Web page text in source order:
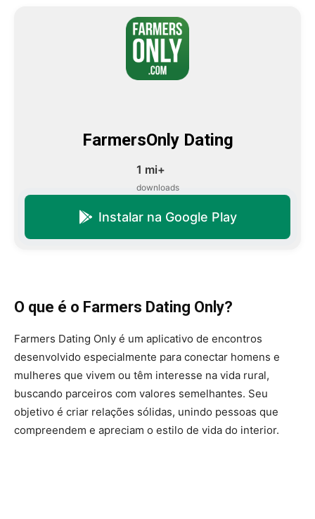
FarmersOnly Dating
1 mi+
downloads
Instalar na Google Play
O que é o Farmers Dating Only?
Farmers Dating Only é um aplicativo de encontros
desenvolvido especialmente para conectar homens e
mulheres que vivem ou têm interesse na vida rural,
buscando parceiros com valores semelhantes. Seu
objetivo é criar relações sólidas, unindo pessoas que
compreendem e apreciam o estilo de vida do interior.